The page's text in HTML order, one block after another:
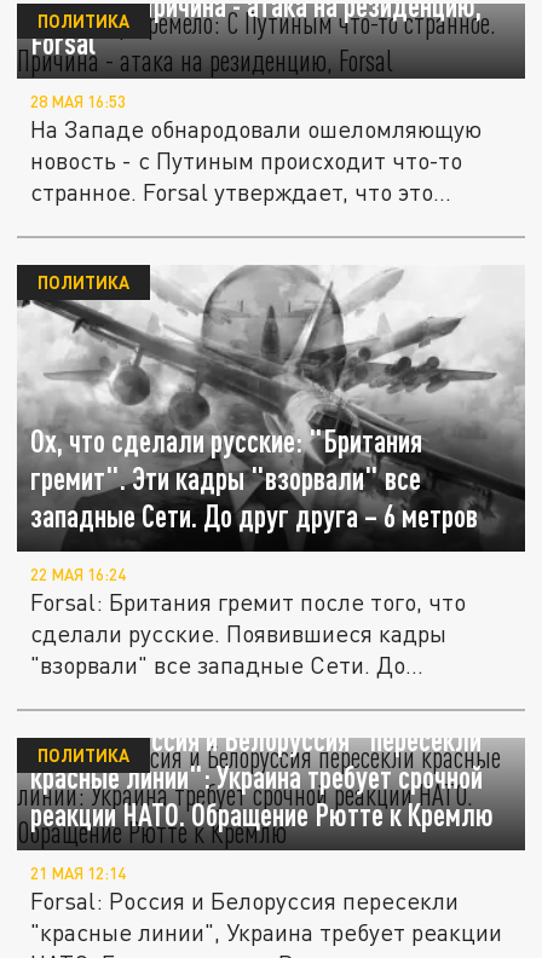
Forsal
ПОЛИТИКА
28 МАЯ 16:53
На Западе обнародовали ошеломляющую
новость - с Путиным происходит что-то
странное. Forsal утверждает, что это...
Ох, что сделали русские: "Британия
гремит". Эти кадры "взорвали" все
западные Сети. До друг друга – 6 метров
ПОЛИТИКА
22 МАЯ 16:24
Forsal: Британия гремит после того, что
сделали русские. Появившиеся кадры
"взорвали" все западные Сети. До...
Вот оно! Россия и Белоруссия "пересекли
красные линии": Украина требует срочной
реакции НАТО. Обращение Рютте к Кремлю
ПОЛИТИКА
21 МАЯ 12:14
Forsal: Россия и Белоруссия пересекли
"красные линии", Украина требует реакции